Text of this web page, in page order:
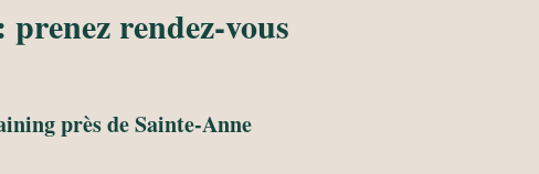
rendez-vous
près de Sainte-Anne